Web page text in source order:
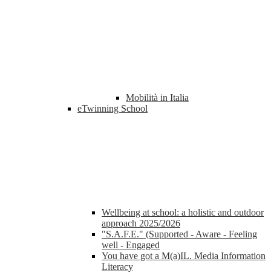
Mobilità in Italia
eTwinning School
Wellbeing at school: a holistic and outdoor
approach 2025/2026
"S.A.F.E." (Supported - Aware - Feeling
well - Engaged
You have got a M(a)IL. Media Information
Literacy